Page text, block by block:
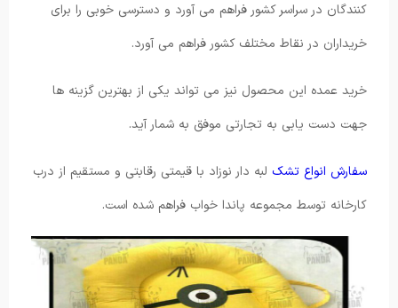
کنندگان در سراسر کشور فراهم می آورد و دسترسی خوبی را برای
خریداران در نقاط مختلف کشور فراهم می آورد.
خرید عمده این محصول نیز می تواند یکی از بهترین گزینه ها
جهت دست یابی به تجارتی موفق به شمار آید.
سفارش انواع تشک لبه دار نوزاد با قیمتی رقابتی و مستقیم از درب
کارخانه توسط مجموعه پاندا خواب فراهم شده است.